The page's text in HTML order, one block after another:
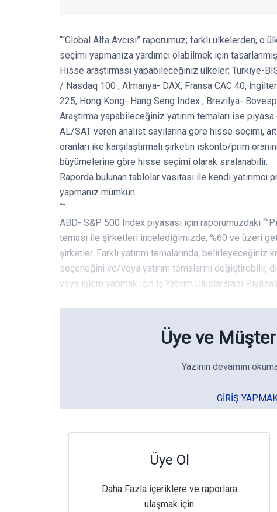
““Global Alfa Avcısı” raporumuz; farklı ülkelerden,
seçimi yapmanıza yardımcı olabilmek için
Hisse araştırması yapabileceğiniz ülkeler; Türkiye-
/ Nasdaq 100 , Almanya- DAX, Fransa CAC 40,
225, Hong Kong- Hang Seng Index , Brezilya-
Araştırma yapabileceğiniz yatırım temaları ise
AL/SAT veren analist sayılarına göre hisse seçimi,
oranları ike karşılaştırmalı şirketin iskonto/prim
büyümelerine göre hisse seçimi olarak sıralanabilir.
Raporda bulunan tablolar vasıtası ile kendi
yapmanız mümkün.
“”
ABD- S&P 500 Index piyasası için raporumuzdaki
teması ile şirketleri incelediğimizde, %60 ve üzeri
şirketler. Farklı yatırım temalarında,
seçeneğini ve/veya yatırım temalarını
veya işlem yapmak için İş Yatırım Uluslararası
Üye ve
Yazının devamını
GIRIŞ
Üye Ol
Daha Fazla içeriklere ve raporlara
ulaşmak için